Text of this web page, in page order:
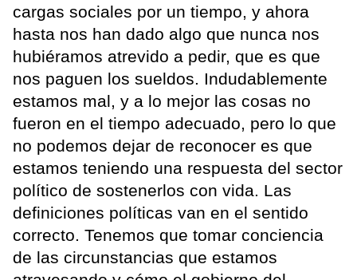
cargas sociales por un tiempo, y ahora
hasta nos han dado algo que nunca nos
hubiéramos atrevido a pedir, que es que
nos paguen los sueldos. Indudablemente
estamos mal, y a lo mejor las cosas no
fueron en el tiempo adecuado, pero lo que
no podemos dejar de reconocer es que
estamos teniendo una respuesta del sector
político de sostenerlos con vida. Las
definiciones políticas van en el sentido
correcto. Tenemos que tomar conciencia
de las circunstancias que estamos